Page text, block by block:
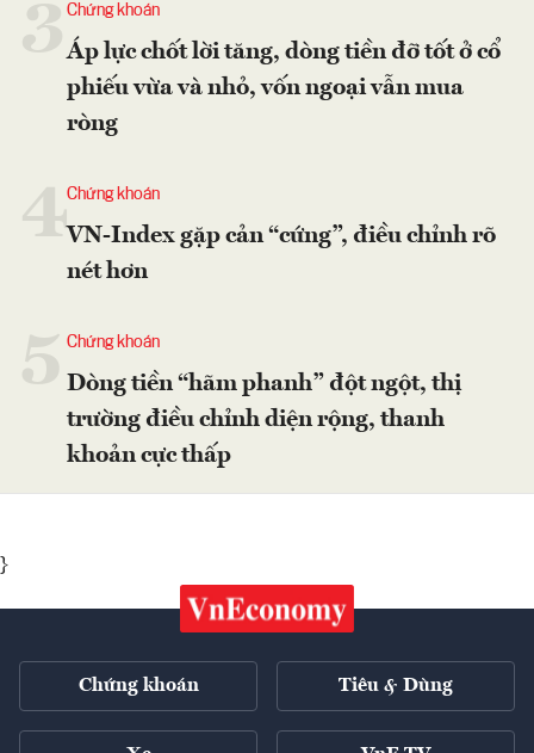
Chứng khoán
Áp lực chốt lời tăng, dòng tiền đỡ tốt ở cổ
phiếu vừa và nhỏ, vốn ngoại vẫn mua
ròng
4Chứng khoán
VN-Index gặp cản “cứng”, điều chỉnh rõ
nét hơn
Chứng khoán
Dòng tiền “hãm phanh” đột ngột, thị
trường điều chỉnh diện rộng, thanh
khoản cực thấp
}
Chứng khoán Tiêu & Dùng